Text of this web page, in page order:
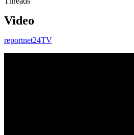
Video
reportnet24TV